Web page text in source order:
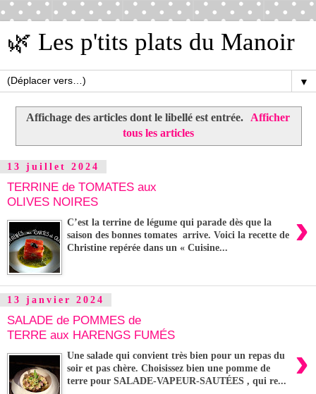
🌿 Les p'tits plats du Manoir
▼
Affichage des articles dont le libellé est entrée.
Afficher
tous les articles
13 juillet 2024
TERRINE de TOMATES aux
OLIVES NOIRES
›
C’est la terrine de légume qui parade dès que la
saison des bonnes tomates arrive. Voici la recette de
Christine repérée dans un « Cuisine...
13 janvier 2024
SALADE de POMMES de
TERRE aux HARENGS FUMÉS
›
Une salade qui convient très bien pour un repas du
soir et pas chère. Choisissez bien une pomme de
terre pour SALADE-VAPEUR-SAUTÉES , qui re...